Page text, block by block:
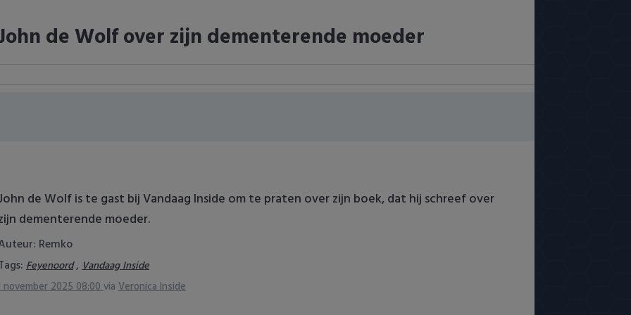
de Wolf over zijn dementerende moeder
de Wolf is te gast bij Vandaag Inside om te praten over zijn boek, dat hij schreef over
dementerende moeder.
Remko
Feyenoord, Vandaag Inside
november 2025 08:00via Veronica Inside